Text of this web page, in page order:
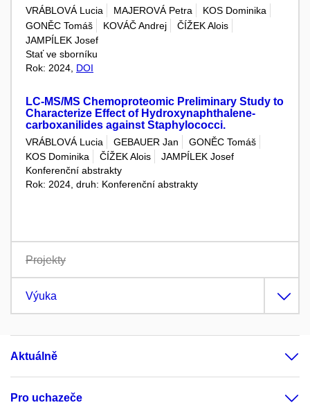
VRÁBLOVÁ Lucia MAJEROVÁ Petra
KOS Dominika
GONĚC Tomáš
KOVÁČ Andrej
ČÍŽEK Alois
JAMPÍLEK Josef
Stať ve sborníku
Rok: 2024, DOI
LC-MS/MS Chemoproteomic Preliminary Study to
Characterize Effect of Hydroxynaphthalene-
carboxanilides against Staphylococci.
VRÁBLOVÁ Lucia GEBAUER Jan
GONĚC Tomáš
KOS Dominika
ČÍŽEK Alois
JAMPÍLEK Josef
Konferenční abstrakty
Rok: 2024, druh: Konferenční abstrakty
Projekty
Výuka
Aktuálně
Pro uchazeče